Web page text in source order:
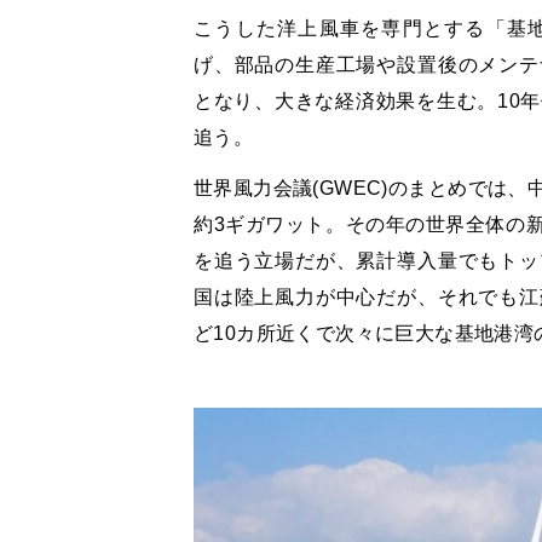
こうした洋上風車を専門とする「基
げ、部品の生産工場や設置後のメン
となり、大きな経済効果を生む。10
追う。
世界風力会議(GWEC)のまとめでは、
約3ギガワット。その年の世界全体の
を追う立場だが、累計導入量でもト
国は陸上風力が中心だが、それでも
ど10カ所近くで次々に巨大な基地港